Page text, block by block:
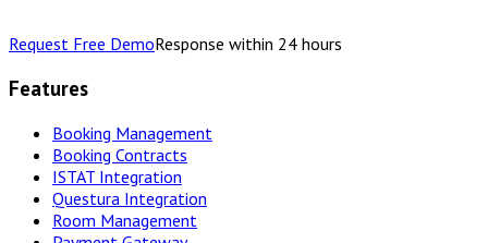
Request Free DemoResponse within 24 hours
Features
Booking Management
Booking Contracts
ISTAT Integration
Questura Integration
Room Management